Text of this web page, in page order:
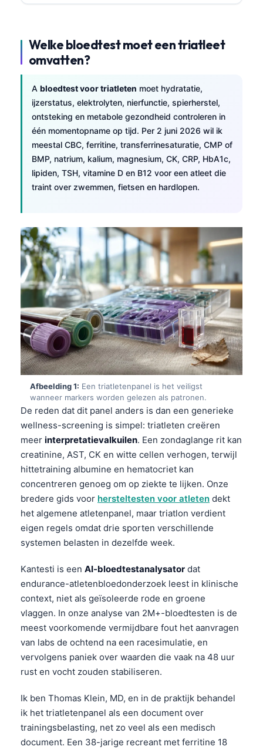
Welke bloedtest moet een triatleet
omvatten?
A bloedtest voor triatleten moet hydratatie,
ijzerstatus, elektrolyten, nierfunctie, spierherstel,
ontsteking en metabole gezondheid controleren in
één momentopname op tijd. Per 2 juni 2026 wil ik
meestal CBC, ferritine, transferrinesaturatie, CMP of
BMP, natrium, kalium, magnesium, CK, CRP, HbA1c,
lipiden, TSH, vitamine D en B12 voor een atleet die
traint over zwemmen, fietsen en hardlopen.
Afbeelding 1: Een triatletenpanel is het veiligst
wanneer markers worden gelezen als patronen.
De reden dat dit panel anders is dan een generieke
wellness-screening is simpel: triatleten creëren
meer interpretatievalkuilen. Een zondaglange rit kan
creatinine, AST, CK en witte cellen verhogen, terwijl
hittetraining albumine en hematocriet kan
concentreren genoeg om op ziekte te lijken. Onze
bredere gids voor hersteltesten voor atleten dekt
het algemene atletenpanel, maar triatlon verdient
eigen regels omdat drie sporten verschillende
systemen belasten in dezelfde week.
Kantesti is een AI-bloedtestanalysator dat
endurance-atletenbloedonderzoek leest in klinische
context, niet als geïsoleerde rode en groene
vlaggen. In onze analyse van 2M+-bloedtesten is de
meest voorkomende vermijdbare fout het aanvragen
van labs de ochtend na een racesimulatie, en
vervolgens paniek over waarden die vaak na 48 uur
rust en vocht zouden stabiliseren.
Ik ben Thomas Klein, MD, en in de praktijk behandel
ik het triatletenpanel als een document over
trainingsbelasting, net zo veel als een medisch
document. Een 38-jarige recreant met ferritine 18